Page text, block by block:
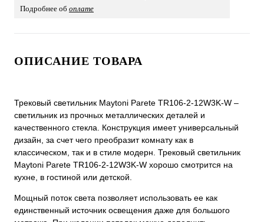
Подробнее об оплате
ОПИСАНИЕ ТОВАРА
Трековый светильник Maytoni Parete TR106-2-12W3K-W –
светильник из прочных металлических деталей и
качественного стекла. Конструкция имеет универсальный
дизайн, за счет чего преобразит комнату как в
классическом, так и в стиле модерн. Трековый светильник
Maytoni Parete TR106-2-12W3K-W хорошо смотрится на
кухне, в гостиной или детской.
Мощный поток света позволяет использовать ее как
единственный источник освещения даже для большого